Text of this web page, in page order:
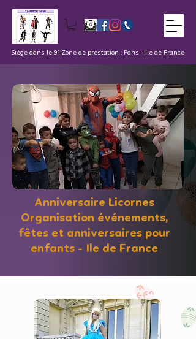
Siège dans le 91 Zone de prestation : Paris - Ile de France
Anniversaire Licornes
Organisation événements,
fêtes et anniversaires pour
enfants - Ile de France